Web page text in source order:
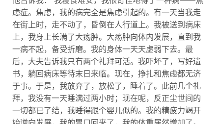
虑症。焦虑，我的病完全是焦虑引起的。有一天当我走
在街上时，走不动了，昏倒在人行道上。我被送到病床
上，我身上长满了大疡肿。大疡肿向体内发展，直到我
一病不起，备受折磨。我的身体一天天虚弱下去。最
后，大夫告诉我只有两个礼拜可活。我吓坏了，写好遗
书，躺回病床等待末日来临。现在，挣扎和焦虑都无济
于事。于是，我放弃了，放松了，睡着了。此前几个礼
拜，我没有一天睡满过两小时；现在呢，反正尘世间的
一切都已了结，我睡得跟个婴儿似的。我的精疲力竭开
始逆向发展，我的胃口回来了，我的体重居然增加了。